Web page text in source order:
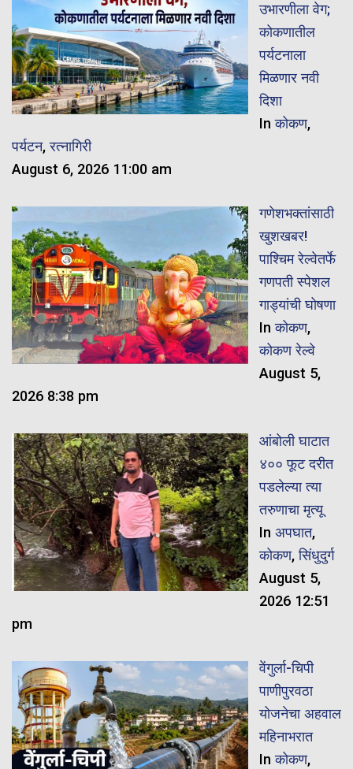
उभारणीला वेग;
कोकणातील
पर्यटनाला
मिळणार नवी
दिशा
Inकोकण,
पर्यटन,रत्नागिरी
August 6, 2026 11:00 am
गणेशभक्तांसाठी
खुशखबर!
पाश्चिम रेल्वेतर्फे
गणपती स्पेशल
गाड्यांची घोषणा
Inकोकण,
कोकण रेल्वे
August 5,
2026 8:38 pm
आंबोली घाटात
४०० फूट दरीत
पडलेल्या त्या
तरुणाचा मृत्यू
In अपघात,
कोकण,सिंधुदुर्ग
August 5,
2026 12:51
pm
वेंगुर्ला-चिपी
पाणीपुरवठा
योजनेचा अहवाल
महिनाभरात
Inकोकण,